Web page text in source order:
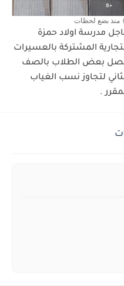
منذ بضع لحظات
مدرسة اولاد حمزة
المشتركة بالعسيرات
بعض الطلاب بالصف
لتجاوز نسب الغياب
.